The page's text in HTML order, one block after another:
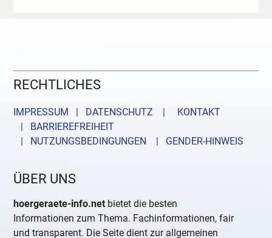
RECHTLICHES
IMPRESSUM | DATENSCHUTZ |
KONTAKT
| BARRIEREFREIHEIT
| NUTZUNGSBEDINGUNGEN
| GENDER-HINWEIS
ÜBER UNS
hoergeraete-info.net bietet die besten
Informationen zum Thema. Fachinformationen, fair
und transparent. Die Seite dient zur allgemeinen